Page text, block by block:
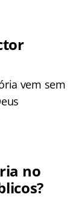
vem sem
no